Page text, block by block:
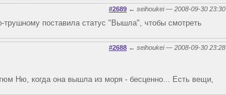
#2689 ← seihoukei — 2008-09-30 23:30
поставила статус "Вышла", чтобы смотреть
#2688 ← seihoukei — 2008-09-30 23:28
Ню, когда она вышла из моря - бесценно... Есть вещи,